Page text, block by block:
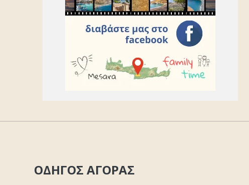
ΟΔΗΓΟΣ ΑΓΟΡΑΣ